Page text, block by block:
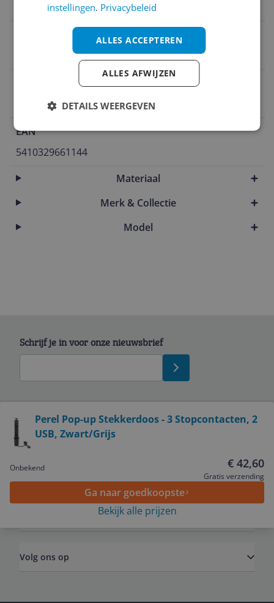
Perel Pop-upstekkerdoos
Verpakkingsgewicht
EAN
5410329661144
Materiaal
Merk & Collectie
Model
Perel Pop-up Stekkerdoos - 3 Stopcontacten, 2
USB, Zwart/Grijs
Onbekend € 42,60
Gratis verzending
Ga naar goedkoopste
Bekijk alle prijzen
Schrijf je in voor onze nieuwsbrief
Service
Volg ons op
instellingen. Privacybeleid
ALLES ACCEPTEREN
ALLES AFWIJZEN
DETAILS WEERGEVEN